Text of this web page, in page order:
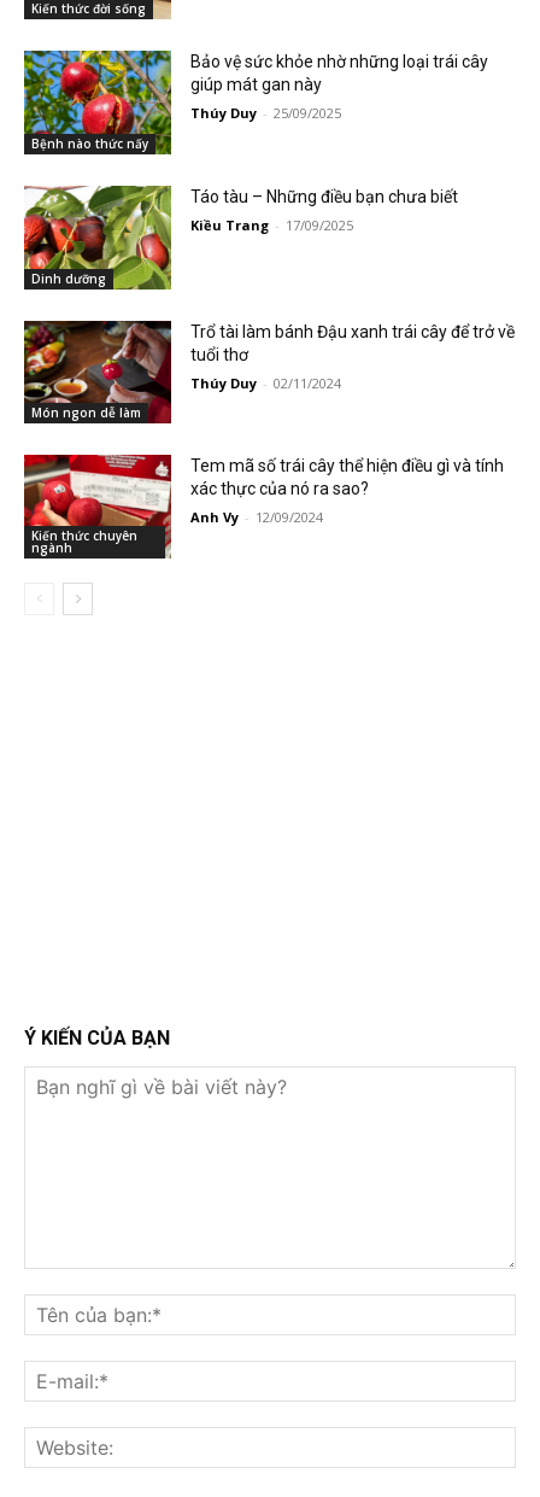
Kiến thức đời sống
Bệnh nào thức nấy
Bảo vệ sức khỏe nhờ những loại trái cây
giúp mát gan này
Thúy Duy - 25/09/2025
Dinh dưỡng
Táo tàu – Những điều bạn chưa biết
Kiều Trang - 17/09/2025
Món ngon dễ làm
Trổ tài làm bánh Đậu xanh trái cây để trở về
tuổi thơ
Thúy Duy - 02/11/2024
Kiến thức chuyên
ngành
Tem mã số trái cây thể hiện điều gì và tính
xác thực của nó ra sao?
Anh Vy - 12/09/2024
Ý KIẾN CỦA BẠN
nghĩ
gì
về
bài
viết
này?